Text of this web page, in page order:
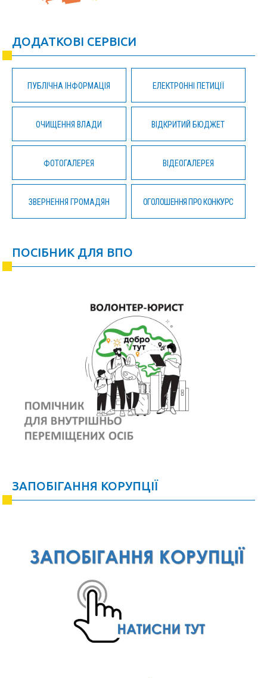
ДОДАТКОВІ СЕРВІСИ
ПУБЛІЧНА ІНФОРМАЦІЯ ЕЛЕКТРОННІ ПЕТИЦІЇ
ОЧИЩЕННЯ ВЛАДИ ВІДКРИТИЙ БЮДЖЕТ
ФОТОГАЛЕРЕЯ ВІДЕОГАЛЕРЕЯ
ЗВЕРНЕННЯ ГРОМАДЯН ОГОЛОШЕННЯ ПРО КОНКУРС
ПОСІБНИК ДЛЯ ВПО
ЗАПОБІГАННЯ КОРУПЦІЇ